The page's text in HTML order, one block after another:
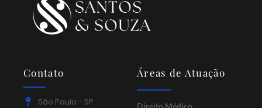
Contato
São Paulo - SP
Áreas de Atuação
Direito Médico